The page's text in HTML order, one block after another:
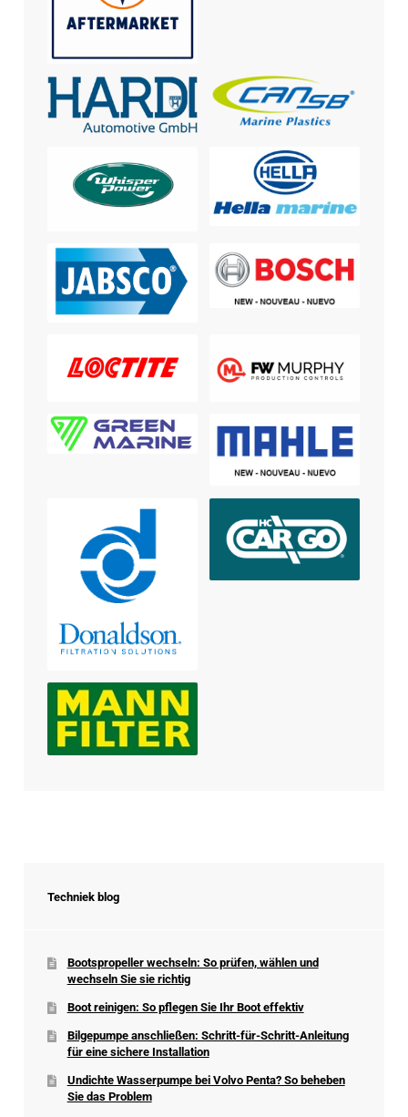
Techniek blog
Bootspropeller wechseln: So prüfen, wählen und
wechseln Sie sie richtig
Boot reinigen: So pflegen Sie Ihr Boot effektiv
Bilgepumpe anschließen: Schritt-für-Schritt-Anleitung
für eine sichere Installation
Undichte Wasserpumpe bei Volvo Penta? So beheben
Sie das Problem